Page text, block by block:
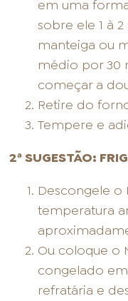
em uma
sobre ele 1 à
manteiga ou
médio por 30
começar a
Retire do
Tempere e
2ª SUGESTÃO:
Descongele o
temperatura
Ou coloque o
congelado
refratária e